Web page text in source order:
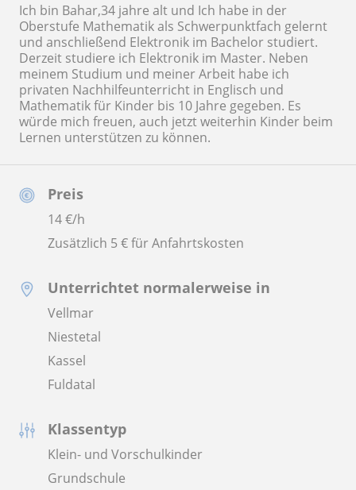
Preis
14€/h
Zusätzlich 5 € für Anfahrtskosten
Unterrichtet normalerweise in
Vellmar
Niestetal
Kassel
Fuldatal
Klassentyp
Klein- und Vorschulkinder
Grundschule
Ich bin Bahar,34 jahre alt und Ich habe in der
Oberstufe Mathematik als Schwerpunktfach gelernt
und anschließend Elektronik im Bachelor studiert.
Derzeit studiere ich Elektronik im Master. Neben
meinem Studium und meiner Arbeit habe ich
privaten Nachhilfeunterricht in Englisch und
Mathematik für Kinder bis 10 Jahre gegeben. Es
würde mich freuen, auch jetzt weiterhin Kinder beim
Lernen unterstützen zu können.